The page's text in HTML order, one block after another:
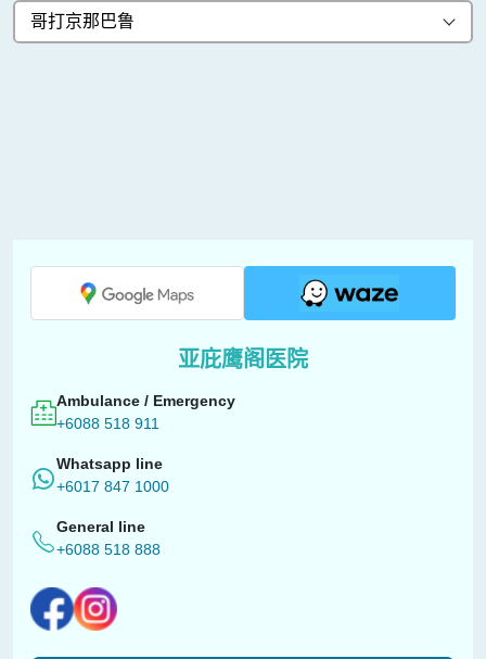
哥打京那巴鲁
亚庇鹰阁医院
Ambulance / Emergency
+6088 518 911
Whatsapp line
+6017 847 1000
General line
+6088 518 888